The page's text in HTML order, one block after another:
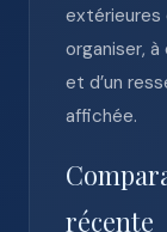
organiser,
et d’un
affichée.
récente